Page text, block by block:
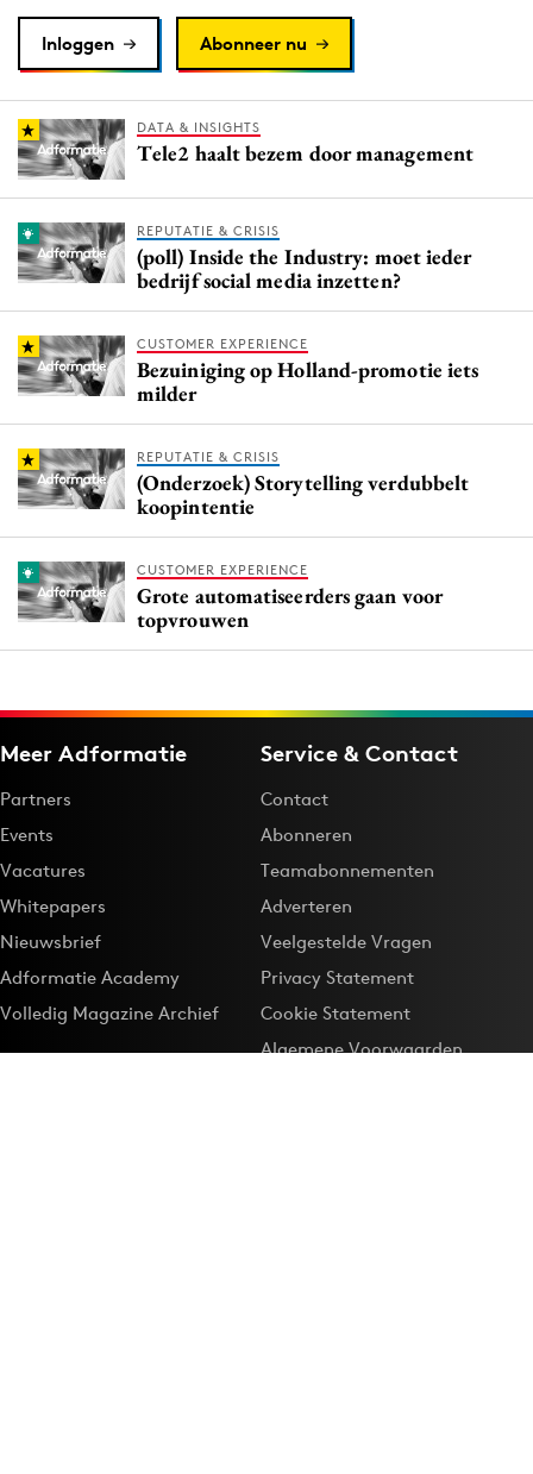
Purpose Marketing
Reputatie & crisis
Inloggen Abonneer nu
DATA & INSIGHTS
Tele2 haalt bezem door management
REPUTATIE & CRISIS
(poll) Inside the Industry: moet ieder
bedrijf social media inzetten?
CUSTOMER EXPERIENCE
Bezuiniging op Holland-promotie iets
milder
REPUTATIE & CRISIS
(Onderzoek) Storytelling verdubbelt
koopintentie
CUSTOMER EXPERIENCE
Grote automatiseerders gaan voor
topvrouwen
Meer Adformatie
Partners
Events
Vacatures
Whitepapers
Nieuwsbrief
Adformatie Academy
Volledig Magazine Archief
Service & Contact
Contact
Abonneren
Teamabonnementen
Adverteren
Veelgestelde Vragen
Privacy Statement
Cookie Statement
Algemene Voorwaarden